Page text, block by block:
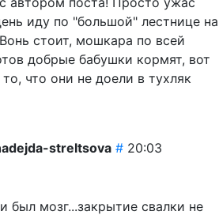
иду по "большой" лестнице на
стоит, мошкара по всей
добрые бабушки кормят, вот
что они не доели в тухляк
streltsova # 20:03
был мозг...закрытие свалки не